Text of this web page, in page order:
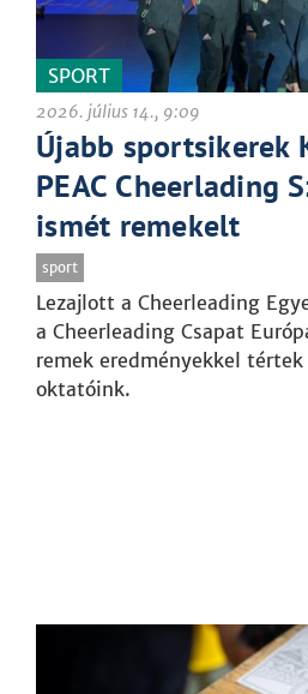
SPORT
2026. július 14., 9:09
Újabb sportsikerek
PEAC Cheerlading
ismét remekelt
sport
Lezajlott a Cheerleading
a Cheerleading Csapat
remek eredményekkel
oktatóink.